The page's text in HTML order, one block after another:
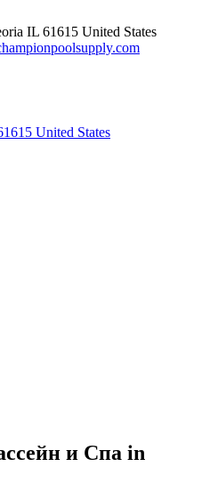
IL 61615 United States
United States
и Спа in